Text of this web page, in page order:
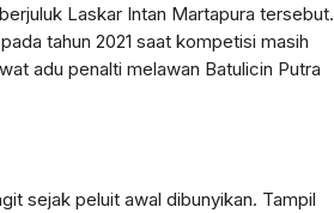
Laskar Intan Martapura tersebut.
tahun 2021 saat kompetisi masih
adu penalti melawan Batulicin Putra
sejak peluit awal dibunyikan. Tampil